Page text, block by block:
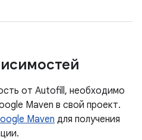
от Autofill, необходимо
Maven в свой проект.
Maven для получения